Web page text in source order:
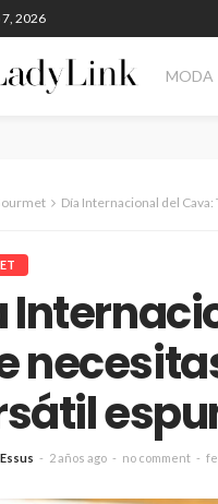
2026
MODA
Día Internacional del Cava:
2 años ago no comment